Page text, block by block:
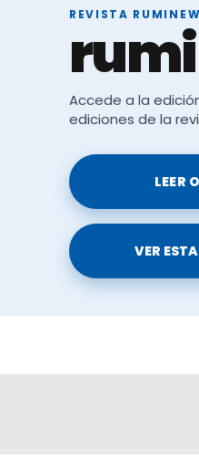
REVISTA
Accede a la
ediciones de la
LEER
VER